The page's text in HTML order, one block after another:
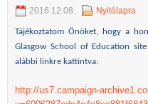
2016.12.08. Nyitólapra
Tájékoztatom Önöket, hogy a
Glasgow School of Education
alábbi linkre kattintva:
http://us7.campaign-